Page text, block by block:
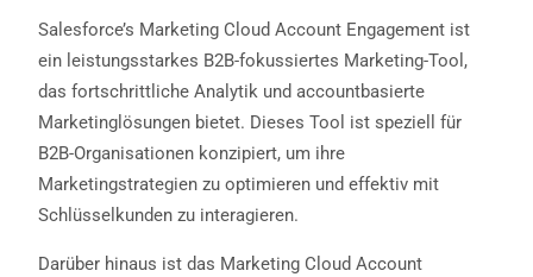
Salesforce’s Marketing Cloud Account Engagement ist
ein leistungsstarkes B2B-fokussiertes Marketing-Tool,
das fortschrittliche Analytik und accountbasierte
Marketinglösungen bietet. Dieses Tool ist speziell für
B2B-Organisationen konzipiert, um ihre
Marketingstrategien zu optimieren und effektiv mit
Schlüsselkunden zu interagieren.
Darüber hinaus ist das Marketing Cloud Account